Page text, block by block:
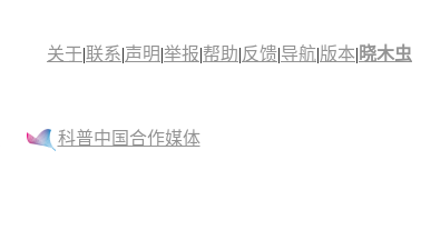
关于|联系|声明|举报|帮助|反馈|导航|版本| 晓木虫
科普中国合作媒体